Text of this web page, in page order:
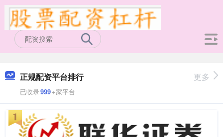
正规配资平台排行
已收录999+家平台
更多